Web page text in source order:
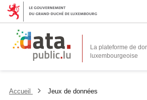
La plateforme de
Accueil Jeux de données